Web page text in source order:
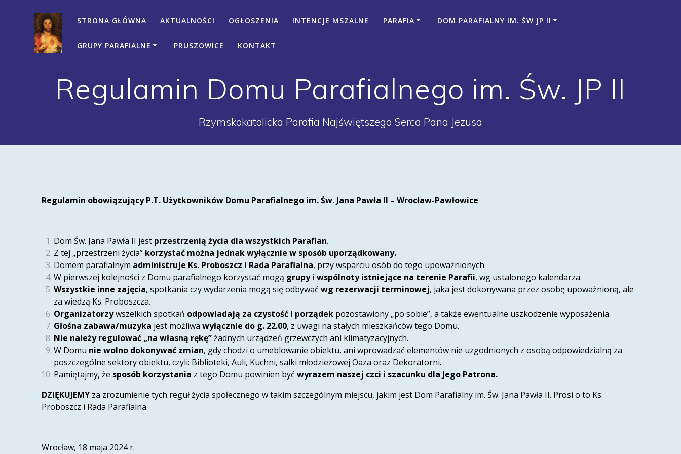
STRONA GŁÓWNA AKTUALNOŚCI OGŁOSZENIA INTENCJE MSZALNE PARAFIA DOM PARAFIALNY IM. ŚW JP II
GRUPY PARAFIALNE PRUSZOWICE KONTAKT
Regulamin Domu Parafialnego im. Św. JP II
Rzymskokatolicka Parafia Najświętszego Serca Pana Jezusa
Regulamin obowiązujący P.T. Użytkowników Domu Parafialnego im. Św. Jana Pawła II – Wrocław-Pawłowice
Dom Św. Jana Pawła II jest przestrzenią życia dla wszystkich Parafian.
Z tej „przestrzeni życia” korzystać można jednak wyłącznie w sposób uporządkowany.
Domem parafialnym administruje Ks. Proboszcz i Rada Parafialna, przy wsparciu osób do tego upoważnionych.
W pierwszej kolejności z Domu parafialnego korzystać mogą grupy i wspólnoty istniejące na terenie Parafii, wg ustalonego kalendarza.
Wszystkie inne zajęcia, spotkania czy wydarzenia mogą się odbywaćwg rezerwacji terminowej, jaka jest dokonywana przez osobę upoważnioną, ale
za wiedzą Ks. Proboszcza.
Organizatorzywszelkich spotkań odpowiadają za czystość i porządek pozostawiony „po sobie”, a także ewentualne uszkodzenie wyposażenia.
Głośna zabawa/muzyka jest możliwawyłącznie do g. 22.00, z uwagi na stałych mieszkańców tego Domu.
Nie należy regulować „na własną rękę”żadnych urządzeń grzewczych ani klimatyzacyjnych.
W Domu nie wolno dokonywać zmian, gdy chodzi o umeblowanie obiektu, ani wprowadzać elementów nie uzgodnionych z osobą odpowiedzialną za
poszczególne sektory obiektu, czyli: Biblioteki, Auli, Kuchni, salki młodzieżowej Oaza oraz Dekoratorni.
Pamiętajmy, że sposób korzystania z tego Domu powinien byćwyrazem naszej czci i szacunku dla Jego Patrona.
DZIĘKUJEMY za zrozumienie tych reguł życia społecznego w takim szczególnym miejscu, jakim jest Dom Parafialny im. Św. Jana Pawła II. Prosi o to Ks.
Proboszcz i Rada Parafialna.
Wrocław, 18 maja 2024 r.